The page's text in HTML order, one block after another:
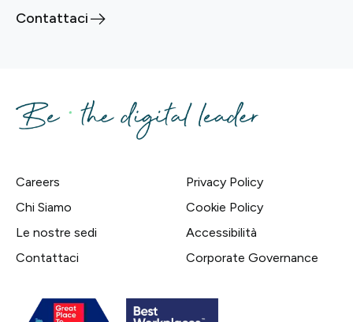
Contattaci
Careers
Chi Siamo
Le nostre sedi
Contattaci
Privacy Policy
Cookie Policy
Accessibilità
Corporate Governance